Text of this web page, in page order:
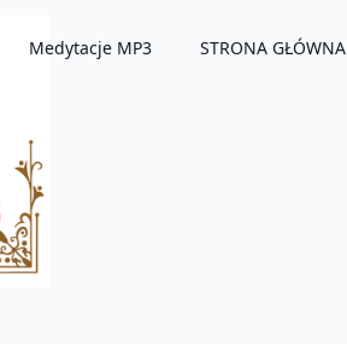
Medytacje MP3 STRONA GŁÓWNA